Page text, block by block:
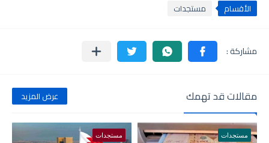
الأقسام مستجدات
مقالات قد تهمك عرض المزيد
مستجدات مستجدات